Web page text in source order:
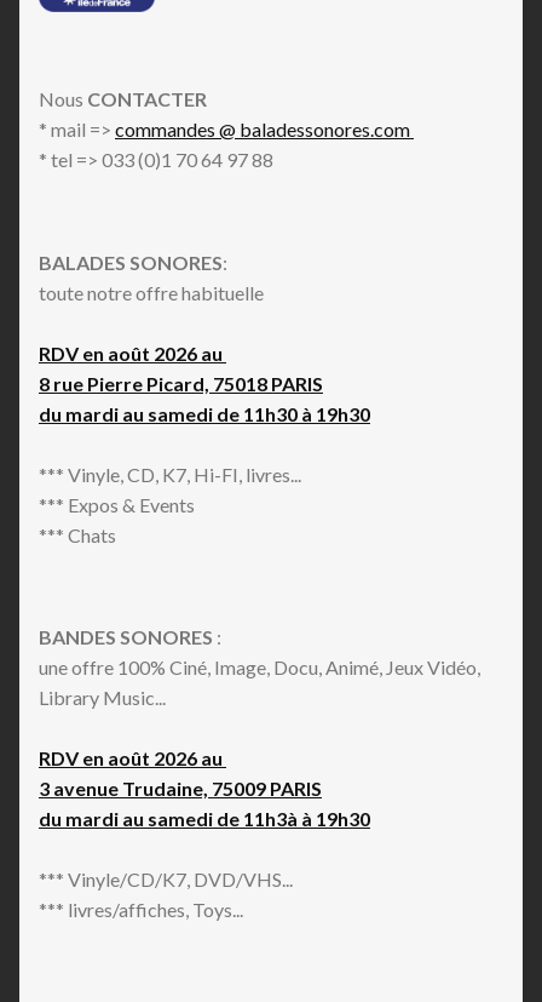
Bossa Nova
Brit Pop
Canzone Napoletana
Chanson
Chillwave
City Pop
Classic Rock
Classical
Comedy
Conscious
Cool Jazz
Country
Country Blues
Crunk
Cumbia
Cut-up/DJ
Dancehall
Darkwave
Nous CONTACTER
* mail => commandes @ baladessonores.com
* tel => 033 (0)1 70 64 97 88
BALADES SONORES:
toute notre offre habituelle
RDV en août 2026 au
8 rue Pierre Picard, 75018 PARIS
du mardi au samedi de 11h30 à 19h30
*** Vinyle, CD, K7, Hi-FI, livres...
*** Expos & Events
*** Chats
BANDES SONORES :
une offre 100% Ciné, Image, Docu, Animé, Jeux Vidéo,
Library Music...
RDV en août 2026 au
3 avenue Trudaine, 75009 PARIS
du mardi au samedi de 11h3à à 19h30
*** Vinyle/CD/K7, DVD/VHS...
*** livres/affiches, Toys...